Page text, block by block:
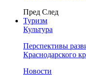
Пред След
Туризм
Культура
Перспективы
Краснодарского
Новости